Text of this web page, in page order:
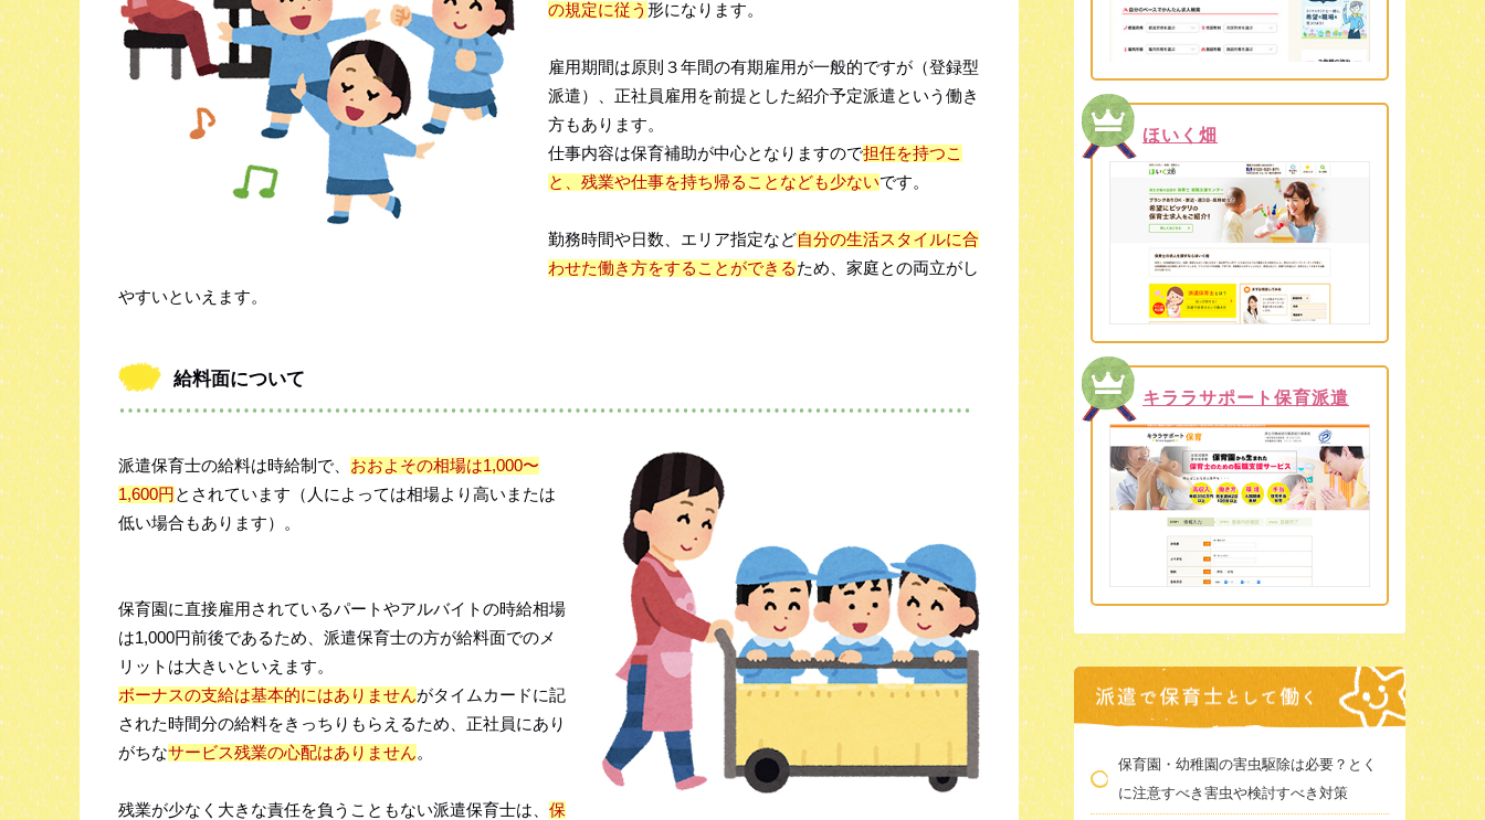
の規定に従う 形になります。
雇用期間は原則３年間の有期雇用が一般的ですが（登録型
派遣）、正社員雇用を前提とした紹介予定派遣という働き
方もあります。
仕事内容は保育補助が中心となりますので担任を持つこ
と、残業や仕事を持ち帰ることなども少ないです。
勤務時間や日数、エリア指定など自分の生活スタイルに合
わせた働き方をすることができるため、家庭との両立がし
やすいといえます。
給料面について
派遣保育士の給料は時給制で、 おおよその相場は1,000〜
1,600円 とされています（人によっては相場より高いまたは
低い場合もあります）。
保育園に直接雇用されているパートやアルバイトの時給相場
は1,000円前後であるため、派遣保育士の方が給料面でのメ
リットは大きいといえます。
ボーナスの支給は基本的にはありませんがタイムカードに記
された時間分の給料をきっちりもらえるため、正社員にあり
がちなサービス残業の心配はありません。
残業が少なく大きな責任を負うこともない派遣保育士は、 保
ほいく畑
キララサポート保育派遣
保育園・幼稚園の害虫駆除は必要？とく
に注意すべき害虫や検討すべき対策